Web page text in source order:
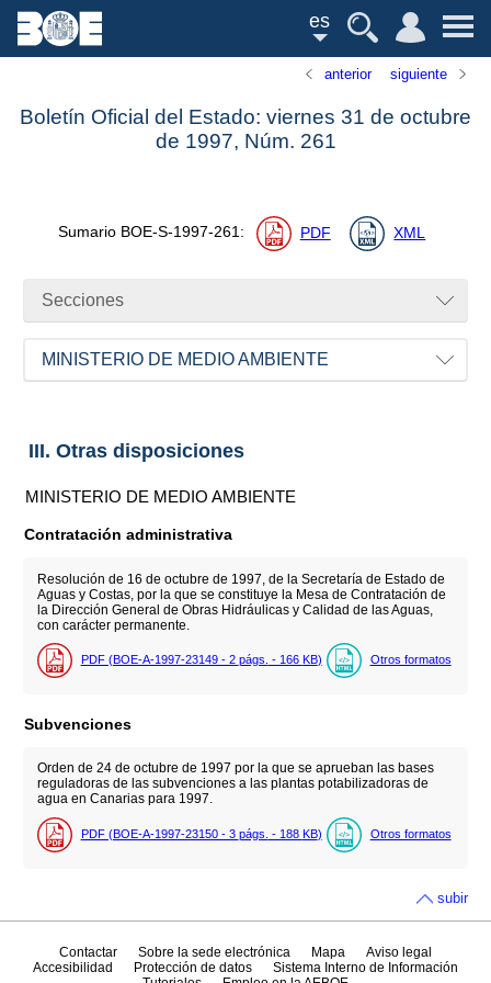
es
anterior siguiente
Boletín Oficial del Estado: viernes 31 de octubre
de 1997, Núm. 261
Sumario BOE-S-1997-261: PDF XML
Secciones
MINISTERIO DE MEDIO AMBIENTE
III. Otras disposiciones
MINISTERIO DE MEDIO AMBIENTE
Contratación administrativa
Resolución de 16 de octubre de 1997, de la Secretaría de Estado de
Aguas y Costas, por la que se constituye la Mesa de Contratación de
la Dirección General de Obras Hidráulicas y Calidad de las Aguas,
con carácter permanente.
PDF (BOE-A-1997-23149 - 2 págs. - 166 KB) Otros formatos
Subvenciones
Orden de 24 de octubre de 1997 por la que se aprueban las bases
reguladoras de las subvenciones a las plantas potabilizadoras de
agua en Canarias para 1997.
PDF (BOE-A-1997-23150 - 3 págs. - 188 KB) Otros formatos
subir
Contactar Sobre la sede electrónica Mapa
Aviso legal
Accesibilidad
Protección de datos
Sistema Interno de Información